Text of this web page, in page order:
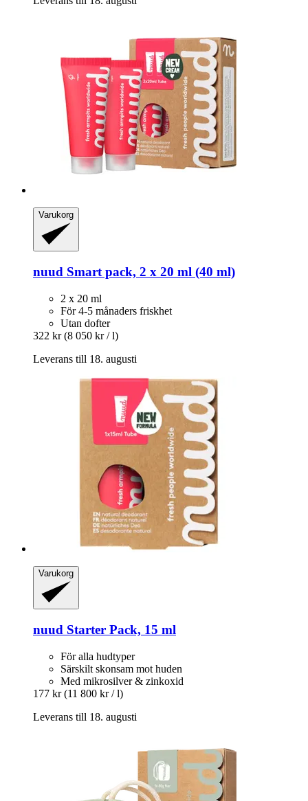
Varukorg
nuud Smart pack, 2 x 20 ml (40 ml)
2 x 20 ml
För 4-5 månaders friskhet
Utan dofter
322 kr (8 050 kr / l)
Leverans till 18. augusti
Varukorg
nuud Starter Pack, 15 ml
För alla hudtyper
Särskilt skonsam mot huden
Med mikrosilver & zinkoxid
177 kr (11 800 kr / l)
Leverans till 18. augusti